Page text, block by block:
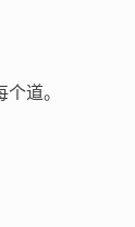
道。